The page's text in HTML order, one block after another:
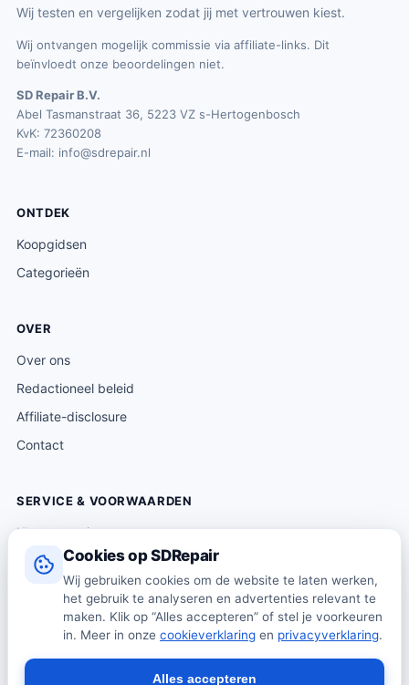
Cookies op SDRepair
Wij gebruiken cookies om de website te laten werken,
het gebruik te analyseren en advertenties relevant te
maken. Klik op “Alles accepteren” of stel je voorkeuren
in. Meer in onze cookieverklaring en privacyverklaring.
Alles accepteren
Wij testen en vergelijken zodat jij met vertrouwen kiest.
Wij ontvangen mogelijk commissie via affiliate-links. Dit
beïnvloedt onze beoordelingen niet.
SD Repair B.V.
Abel Tasmanstraat 36, 5223 VZ s-Hertogenbosch
KvK: 72360208
E-mail: info@sdrepair.nl
ONTDEK
Koopgidsen
Categorieën
OVER
Over ons
Redactioneel beleid
Affiliate-disclosure
Contact
SERVICE & VOORWAARDEN
Klantenservice
Verzending & levering
Retourneren
Algemene voorwaarden